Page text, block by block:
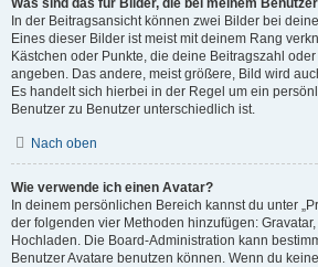
Was sind das für Bilder, die bei meinem
In der Beitragsansicht können zwei Bilder bei
Eines dieser Bilder ist meist mit deinem Rang
Kästchen oder Punkte, die deine Beitragszahl
angeben. Das andere, meist größere, Bild wird
Es handelt sich hierbei in der Regel um ein
Benutzer zu Benutzer unterschiedlich ist.
Nach oben
Wie verwende ich einen Avatar?
In deinem persönlichen Bereich kannst du unter
der folgenden vier Methoden hinzufügen:
Hochladen. Die Board-Administration kann
Benutzer Avatare benutzen können. Wenn du